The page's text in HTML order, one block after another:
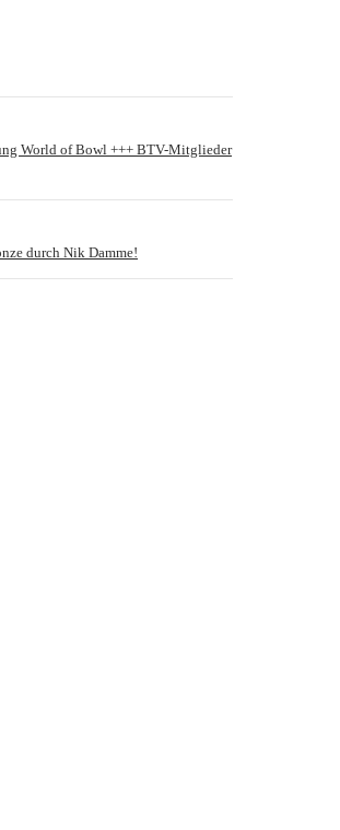
World of Bowl +++ BTV-Mitglieder
durch Nik Damme!